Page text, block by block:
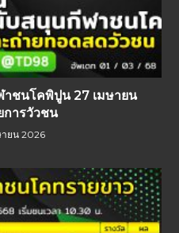
ชนโคพิปูน 27 เมษายน
การวัวชน
ยน 2026